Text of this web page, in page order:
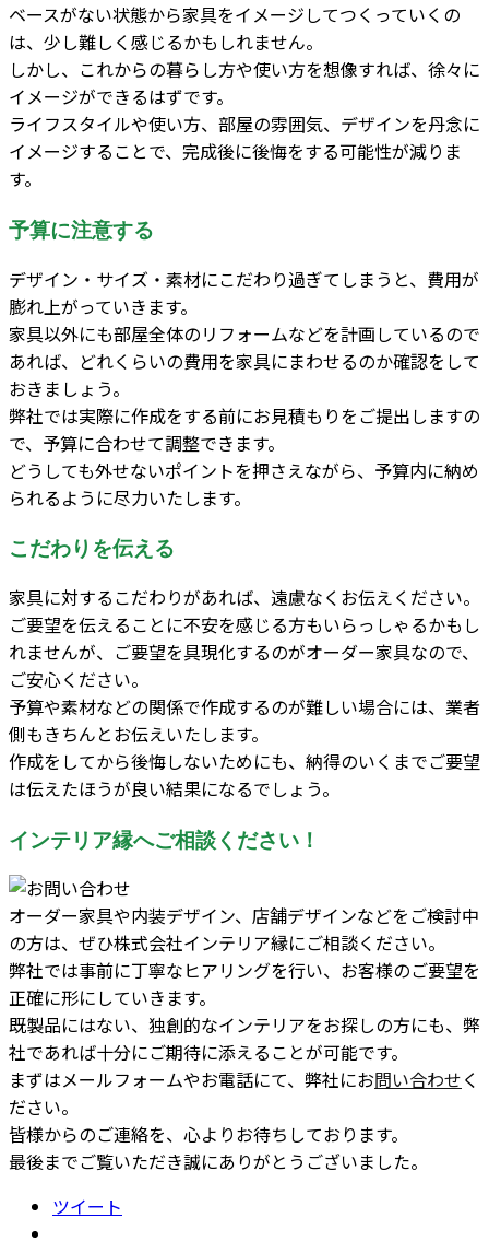
ベースがない状態から家具をイメージしてつくっていくの
は、少し難しく感じるかもしれません。
しかし、これからの暮らし方や使い方を想像すれば、徐々に
イメージができるはずです。
ライフスタイルや使い方、部屋の雰囲気、デザインを丹念に
イメージすることで、完成後に後悔をする可能性が減りま
す。
予算に注意する
デザイン・サイズ・素材にこだわり過ぎてしまうと、費用が
膨れ上がっていきます。
家具以外にも部屋全体のリフォームなどを計画しているので
あれば、どれくらいの費用を家具にまわせるのか確認をして
おきましょう。
弊社では実際に作成をする前にお見積もりをご提出しますの
で、予算に合わせて調整できます。
どうしても外せないポイントを押さえながら、予算内に納め
られるように尽力いたします。
こだわりを伝える
家具に対するこだわりがあれば、遠慮なくお伝えください。
ご要望を伝えることに不安を感じる方もいらっしゃるかもし
れませんが、ご要望を具現化するのがオーダー家具なので、
ご安心ください。
予算や素材などの関係で作成するのが難しい場合には、業者
側もきちんとお伝えいたします。
作成をしてから後悔しないためにも、納得のいくまでご要望
は伝えたほうが良い結果になるでしょう。
インテリア縁へご相談ください！
オーダー家具や内装デザイン、店舗デザインなどをご検討中
の方は、ぜひ株式会社インテリア縁にご相談ください。
弊社では事前に丁寧なヒアリングを行い、お客様のご要望を
正確に形にしていきます。
既製品にはない、独創的なインテリアをお探しの方にも、弊
社であれば十分にご期待に添えることが可能です。
まずはメールフォームやお電話にて、弊社にお問い合わせく
ださい。
皆様からのご連絡を、心よりお待ちしております。
最後までご覧いただき誠にありがとうございました。
ツイート